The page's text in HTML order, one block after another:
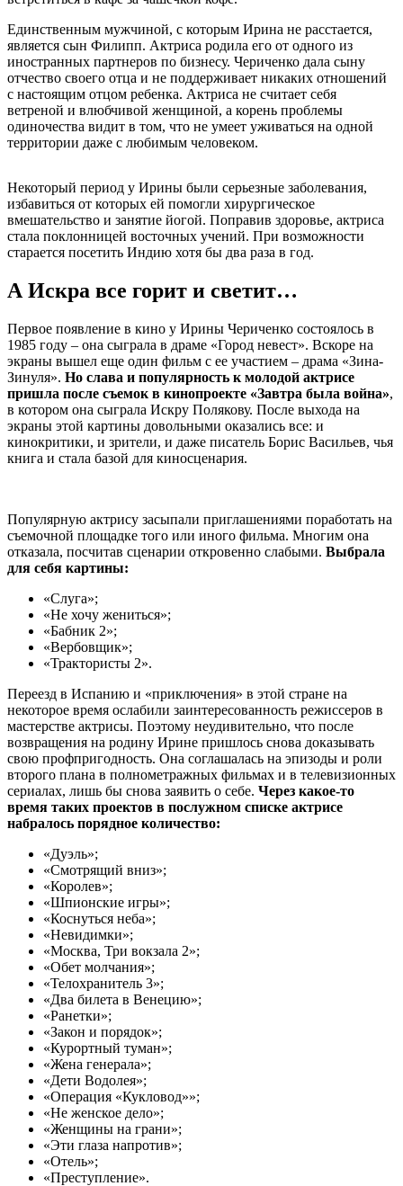
Единственным мужчиной, с которым Ирина не расстается,
является сын Филипп. Актриса родила его от одного из
иностранных партнеров по бизнесу. Чериченко дала сыну
отчество своего отца и не поддерживает никаких отношений
с настоящим отцом ребенка. Актриса не считает себя
ветреной и влюбчивой женщиной, а корень проблемы
одиночества видит в том, что не умеет уживаться на одной
территории даже с любимым человеком.
Некоторый период у Ирины были серьезные заболевания,
избавиться от которых ей помогли хирургическое
вмешательство и занятие йогой. Поправив здоровье, актриса
стала поклонницей восточных учений. При возможности
старается посетить Индию хотя бы два раза в год.
А Искра все горит и светит…
Первое появление в кино у Ирины Чериченко состоялось в
1985 году – она сыграла в драме «Город невест». Вскоре на
экраны вышел еще один фильм с ее участием – драма «Зина-
Зинуля». Но слава и популярность к молодой актрисе
пришла после съемок в кинопроекте «Завтра была война»,
в котором она сыграла Искру Полякову. После выхода на
экраны этой картины довольными оказались все: и
кинокритики, и зрители, и даже писатель Борис Васильев, чья
книга и стала базой для киносценария.
Популярную актрису засыпали приглашениями поработать на
съемочной площадке того или иного фильма. Многим она
отказала, посчитав сценарии откровенно слабыми. Выбрала
для себя картины:
«Слуга»;
«Не хочу жениться»;
«Бабник 2»;
«Вербовщик»;
«Трактористы 2».
Переезд в Испанию и «приключения» в этой стране на
некоторое время ослабили заинтересованность режиссеров в
мастерстве актрисы. Поэтому неудивительно, что после
возвращения на родину Ирине пришлось снова доказывать
свою профпригодность. Она соглашалась на эпизоды и роли
второго плана в полнометражных фильмах и в телевизионных
сериалах, лишь бы снова заявить о себе. Через какое-то
время таких проектов в послужном списке актрисе
набралось порядное количество:
«Дуэль»;
«Смотрящий вниз»;
«Королев»;
«Шпионские игры»;
«Коснуться неба»;
«Невидимки»;
«Москва, Три вокзала 2»;
«Обет молчания»;
«Телохранитель 3»;
«Два билета в Венецию»;
«Ранетки»;
«Закон и порядок»;
«Курортный туман»;
«Жена генерала»;
«Дети Водолея»;
«Операция «Кукловод»»;
«Не женское дело»;
«Женщины на грани»;
«Эти глаза напротив»;
«Отель»;
«Преступление».